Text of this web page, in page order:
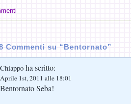
Commenti su “Bentornato”
Chiappo ha scritto:
Aprile 1st, 2011 alle 18:01
Bentornato Seba!